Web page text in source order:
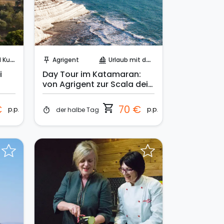
p.p.
push_pin Agrigent sailing Urlaub mit dem Segelboot
Day Tour im Katamaran:
von Agrigent zur Scala dei
Turchi
timer der halbe Tag shopping_cart 70 € p.p.